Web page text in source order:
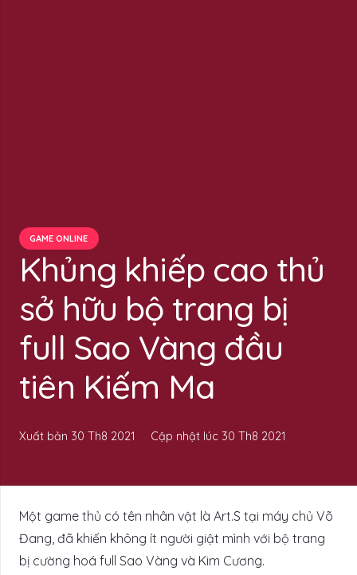
GAME ONLINE
Khủng khiếp cao thủ
sở hữu bộ trang bị
full Sao Vàng đầu
tiên Kiếm Ma
Xuất bản 30 Th8 2021 Cập nhật lúc 30 Th8 2021
Một game thủ có tên nhân vật là Art.S tại máy chủ Võ
Đang, đã khiến không ít người giật mình với bộ trang
bị cường hoá full Sao Vàng và Kim Cương.